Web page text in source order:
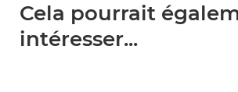
Cela pourrait
intéresser...